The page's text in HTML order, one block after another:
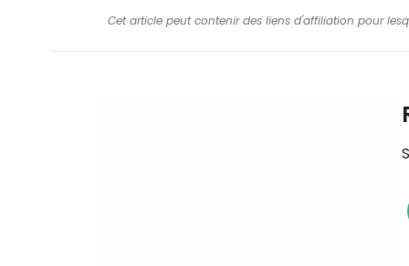
Cet article peut contenir des liens d'affiliation pour